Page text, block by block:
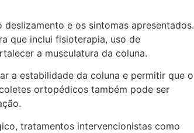
e os sintomas apresentados.
que inclui fisioterapia, uso de
a musculatura da coluna.
a estabilidade da coluna e permitir que o
ortopédicos também pode ser
tratamentos intervencionistas como